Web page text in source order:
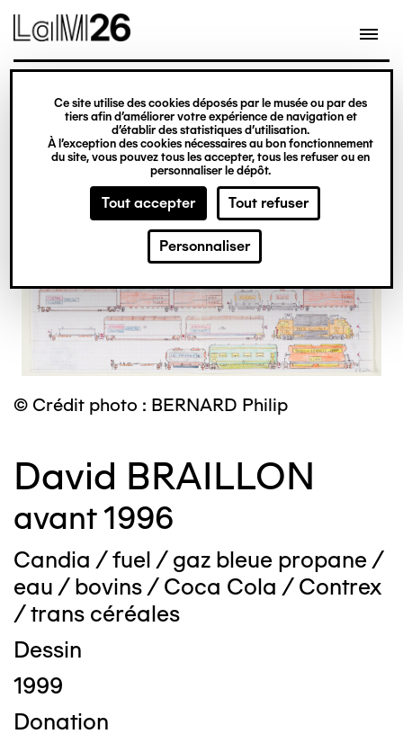
Gestion des cookies
Ce site utilise des cookies déposés par le musée ou par des
tiers afin d’améliorer votre expérience de navigation et
d’établir des statistiques d’utilisation.
À l’exception des cookies nécessaires au bon fonctionnement
du site, vous pouvez tous les accepter, tous les refuser ou en
personnaliser le dépôt.
Tout accepter Tout refuser
Personnaliser
contenu
© Crédit photo : BERNARD Philip
David BRAILLON
avant 1996
Candia / fuel / gaz bleue propane /
eau / bovins / Coca Cola / Contrex
/ trans céréales
Dessin
1999
Donation